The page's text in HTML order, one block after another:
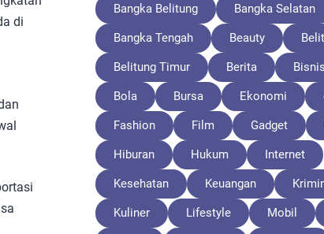
di
Bangka Belitung Bangka Selatan
Bangka Tengah Beauty
Belitung Timur Berita Bisnis
Bola Bursa Ekonomi
Fashion Film Gadget
Hiburan Hukum Internet
Kesehatan Keuangan
Kuliner Lifestyle Mobil